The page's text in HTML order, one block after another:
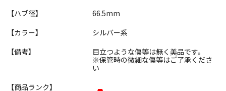
【ハブ径】
66.5mm
【カラー】
シルバー系
【備考】
目立つような傷等は無く美品です。
※保管時の微細な傷等はご了承くださ
い
【商品ランク】